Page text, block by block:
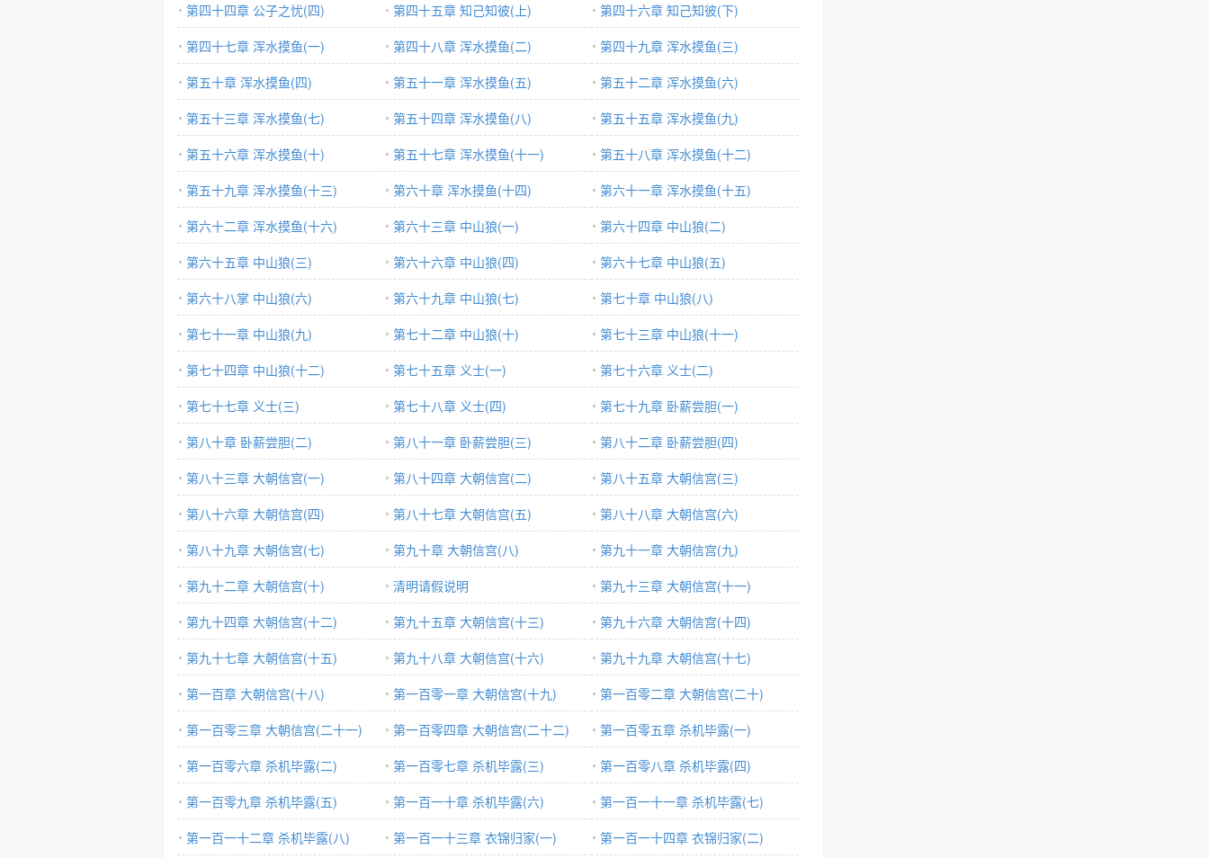
第四十四章 公子之忧(四)
第四十五章 知己知彼(上)
第四十六章 知己知彼(下)
第四十七章 浑水摸鱼(一)
第四十八章 浑水摸鱼(二)
第四十九章 浑水摸鱼(三)
第五十章 浑水摸鱼(四)
第五十一章 浑水摸鱼(五)
第五十二章 浑水摸鱼(六)
第五十三章 浑水摸鱼(七)
第五十四章 浑水摸鱼(八)
第五十五章 浑水摸鱼(九)
第五十六章 浑水摸鱼(十)
第五十七章 浑水摸鱼(十一)
第五十八章 浑水摸鱼(十二)
第五十九章 浑水摸鱼(十三)
第六十章 浑水摸鱼(十四)
第六十一章 浑水摸鱼(十五)
第六十二章 浑水摸鱼(十六)
第六十三章 中山狼(一)
第六十四章 中山狼(二)
第六十五章 中山狼(三)
第六十六章 中山狼(四)
第六十七章 中山狼(五)
第六十八掌 中山狼(六)
第六十九章 中山狼(七)
第七十章 中山狼(八)
第七十一章 中山狼(九)
第七十二章 中山狼(十)
第七十三章 中山狼(十一)
第七十四章 中山狼(十二)
第七十五章 义士(一)
第七十六章 义士(二)
第七十七章 义士(三)
第七十八章 义士(四)
第七十九章 卧薪尝胆(一)
第八十章 卧薪尝胆(二)
第八十一章 卧薪尝胆(三)
第八十二章 卧薪尝胆(四)
第八十三章 大朝信宫(一)
第八十四章 大朝信宫(二)
第八十五章 大朝信宫(三)
第八十六章 大朝信宫(四)
第八十七章 大朝信宫(五)
第八十八章 大朝信宫(六)
第八十九章 大朝信宫(七)
第九十章 大朝信宫(八)
第九十一章 大朝信宫(九)
第九十二章 大朝信宫(十)
清明请假说明
第九十三章 大朝信宫(十一)
第九十四章 大朝信宫(十二)
第九十五章 大朝信宫(十三)
第九十六章 大朝信宫(十四)
第九十七章 大朝信宫(十五)
第九十八章 大朝信宫(十六)
第九十九章 大朝信宫(十七)
第一百章 大朝信宫(十八)
第一百零一章 大朝信宫(十九)
第一百零二章 大朝信宫(二十)
第一百零三章 大朝信宫(二十一)
第一百零四章 大朝信宫(二十二)
第一百零五章 杀机毕露(一)
第一百零六章 杀机毕露(二)
第一百零七章 杀机毕露(三)
第一百零八章 杀机毕露(四)
第一百零九章 杀机毕露(五)
第一百一十章 杀机毕露(六)
第一百一十一章 杀机毕露(七)
第一百一十二章 杀机毕露(八)
第一百一十三章 衣锦归家(一)
第一百一十四章 衣锦归家(二)